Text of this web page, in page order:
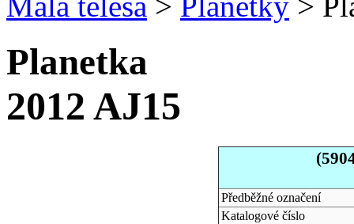
Planetka
2012 AJ15
Předběžné označení
Katalogové číslo